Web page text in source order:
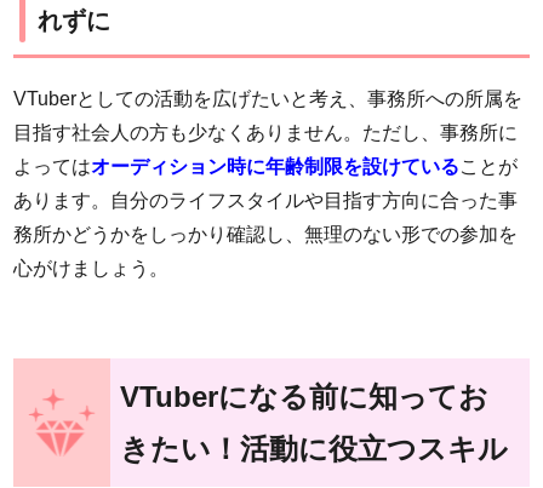
れずに
VTuberとしての活動を広げたいと考え、事務所への所属を
目指す社会人の方も少なくありません。ただし、事務所に
よってはオーディション時に年齢制限を設けていることが
あります。自分のライフスタイルや目指す方向に合った事
務所かどうかをしっかり確認し、無理のない形での参加を
心がけましょう。
VTuberになる前に知ってお
きたい！活動に役立つスキル